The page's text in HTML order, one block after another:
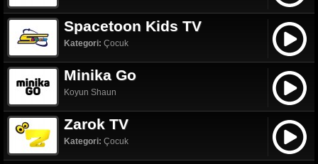
Spacetoon Kids TV
Kategori: Çocuk
Minika Go
Koyun Shaun
Zarok TV
Kategori: Çocuk